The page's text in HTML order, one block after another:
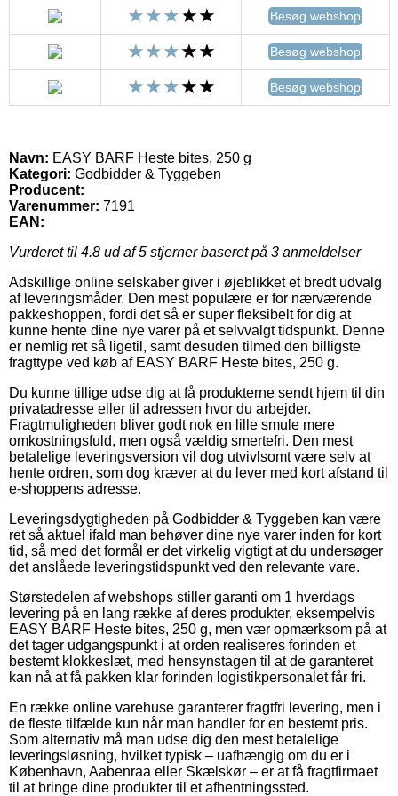
Besøg webshop
Besøg webshop
Besøg webshop
Navn: EASY BARF Heste bites, 250 g
Kategori: Godbidder & Tyggeben
Producent:
Varenummer: 7191
EAN:
Vurderet til 4.8 ud af 5 stjerner baseret på 3 anmeldelser
Adskillige online selskaber giver i øjeblikket et bredt udvalg
af leveringsmåder. Den mest populære er for nærværende
pakkeshoppen, fordi det så er super fleksibelt for dig at
kunne hente dine nye varer på et selvvalgt tidspunkt. Denne
er nemlig ret så ligetil, samt desuden tilmed den billigste
fragttype ved køb af EASY BARF Heste bites, 250 g.
Du kunne tillige udse dig at få produkterne sendt hjem til din
privatadresse eller til adressen hvor du arbejder.
Fragtmuligheden bliver godt nok en lille smule mere
omkostningsfuld, men også vældig smertefri. Den mest
betalelige leveringsversion vil dog utvivlsomt være selv at
hente ordren, som dog kræver at du lever med kort afstand til
e-shoppens adresse.
Leveringsdygtigheden på Godbidder & Tyggeben kan være
ret så aktuel ifald man behøver dine nye varer inden for kort
tid, så med det formål er det virkelig vigtigt at du undersøger
det anslåede leveringstidspunkt ved den relevante vare.
Størstedelen af webshops stiller garanti om 1 hverdags
levering på en lang række af deres produkter, eksempelvis
EASY BARF Heste bites, 250 g, men vær opmærksom på at
det tager udgangspunkt i at orden realiseres forinden et
bestemt klokkeslæt, med hensynstagen til at de garanteret
kan nå at få pakken klar forinden logistikpersonalet får fri.
En række online varehuse garanterer fragtfri levering, men i
de fleste tilfælde kun når man handler for en bestemt pris.
Som alternativ må man udse dig den mest betalelige
leveringsløsning, hvilket typisk – uafhængig om du er i
København, Aabenraa eller Skælskør – er at få fragtfirmaet
til at bringe dine produkter til et afhentningssted.